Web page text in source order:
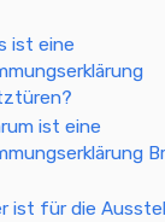
ist eine
ist eine
ist für die